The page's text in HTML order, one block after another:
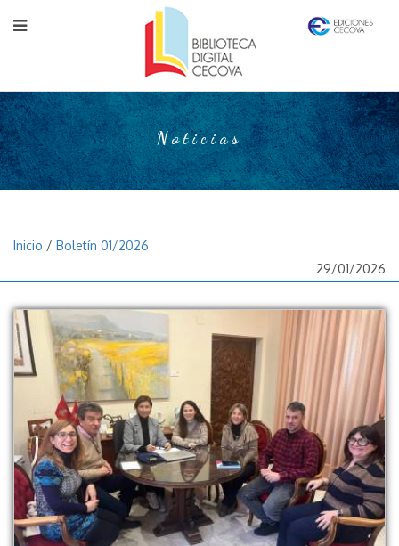
Noticias
Inicio / Boletín 01/2026
29/01/2026